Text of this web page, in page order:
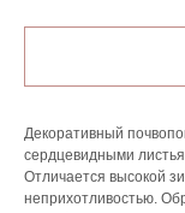
Декоративный
сердцевидными
Отличается высокой
неприхотливостью.